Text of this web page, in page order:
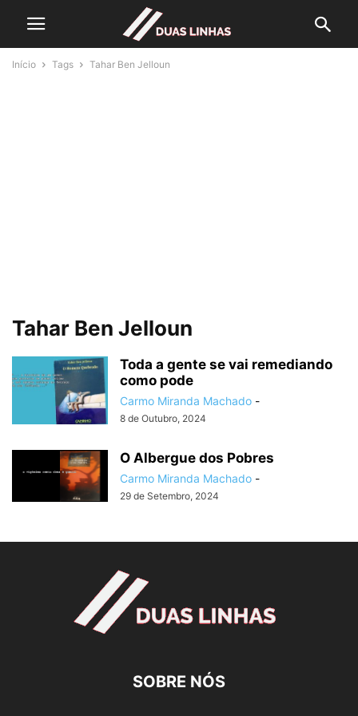
Início Tags Tahar Ben Jelloun
Tahar Ben Jelloun
Toda a gente se vai remediando
como pode
Carmo Miranda Machado -
8 de Outubro, 2024
O Albergue dos Pobres
Carmo Miranda Machado -
29 de Setembro, 2024
SOBRE NÓS